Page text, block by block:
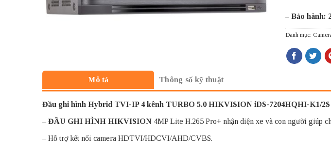
– Bảo hành:
Danh mục:
Mô tả Thông số kỹ thuật
Đầu ghi hình Hybrid TVI-IP4 kênh TURBO 5.0 HIKVISION iDS-7204HQHI-K1/2S
– ĐẦU GHI HÌNH HIKVISION 4MP Lite H.265 Pro+ nhận diện xe và con người giúp
– Hỗ trợ kết nối camera HDTVI/HDCVI/AHD/CVBS.